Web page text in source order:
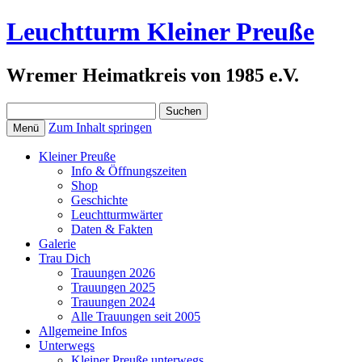
Leuchtturm Kleiner Preuße
Wremer Heimatkreis von 1985 e.V.
nach:
Menü Zum Inhalt springen
Kleiner Preuße
Info & Öffnungszeiten
Shop
Geschichte
Leuchtturmwärter
Daten & Fakten
Galerie
Trau Dich
Trauungen 2026
Trauungen 2025
Trauungen 2024
Alle Trauungen seit 2005
Allgemeine Infos
Unterwegs